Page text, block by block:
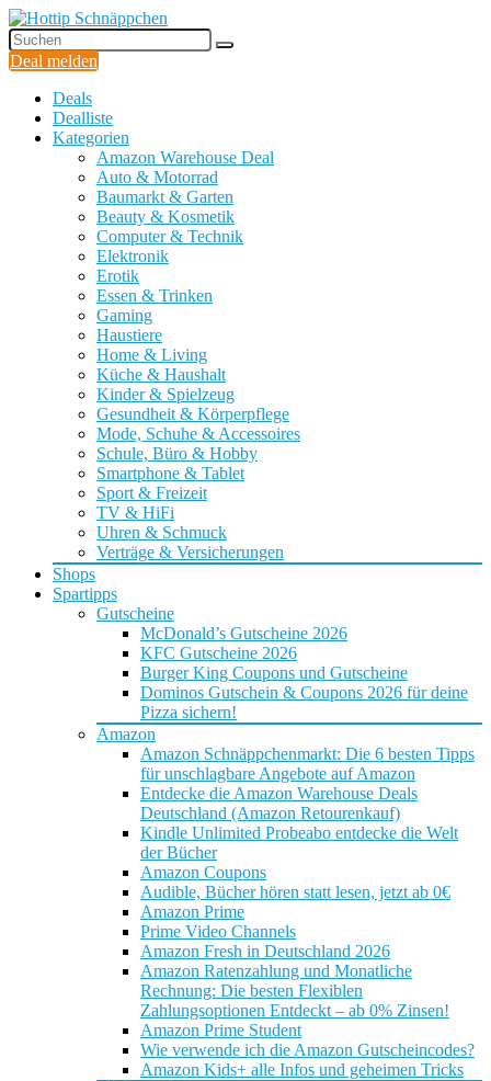
Deal melden
Deals
Dealliste
Kategorien
Amazon Warehouse Deal
Auto & Motorrad
Baumarkt & Garten
Beauty & Kosmetik
Computer & Technik
Elektronik
Erotik
Essen & Trinken
Gaming
Haustiere
Home & Living
Küche & Haushalt
Kinder & Spielzeug
Gesundheit & Körperpflege
Mode, Schuhe & Accessoires
Schule, Büro & Hobby
Smartphone & Tablet
Sport & Freizeit
TV & HiFi
Uhren & Schmuck
Verträge & Versicherungen
Shops
Spartipps
Gutscheine
McDonald’s Gutscheine 2026
KFC Gutscheine 2026
Burger King Coupons und Gutscheine
Dominos Gutschein & Coupons 2026 für deine
Pizza sichern!
Amazon
Amazon Schnäppchenmarkt: Die 6 besten Tipps
für unschlagbare Angebote auf Amazon
Entdecke die Amazon Warehouse Deals
Deutschland (Amazon Retourenkauf)
Kindle Unlimited Probeabo entdecke die Welt
der Bücher
Amazon Coupons
Audible, Bücher hören statt lesen, jetzt ab 0€
Amazon Prime
Prime Video Channels
Amazon Fresh in Deutschland 2026
Amazon Ratenzahlung und Monatliche
Rechnung: Die besten Flexiblen
Zahlungsoptionen Entdeckt – ab 0% Zinsen!
Amazon Prime Student
Wie verwende ich die Amazon Gutscheincodes?
Amazon Kids+ alle Infos und geheimen Tricks